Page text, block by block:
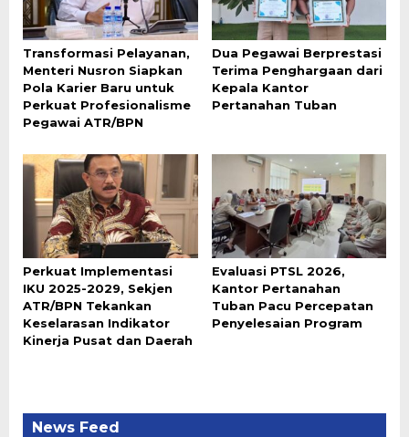
Transformasi Pelayanan,
Menteri Nusron Siapkan
Pola Karier Baru untuk
Perkuat Profesionalisme
Pegawai ATR/BPN
Dua Pegawai Berprestasi
Terima Penghargaan dari
Kepala Kantor
Pertanahan Tuban
Perkuat Implementasi
IKU 2025-2029, Sekjen
ATR/BPN Tekankan
Keselarasan Indikator
Kinerja Pusat dan Daerah
Evaluasi PTSL 2026,
Kantor Pertanahan
Tuban Pacu Percepatan
Penyelesaian Program
News Feed